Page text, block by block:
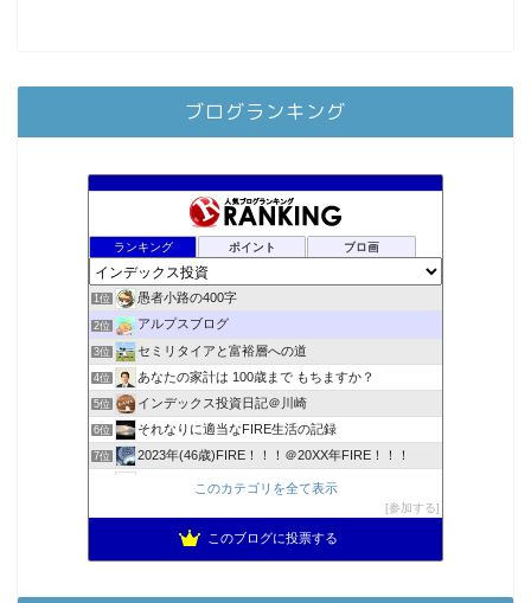
ブログランキング
ランキング ポイント ブロ画
1位 愚者小路の400字
2位 アルプスブログ
3位 セミリタイアと富裕層への道
4位 あなたの家計は 100歳まで もちますか？
5位 インデックス投資日記＠川崎
6位 それなりに適当なFIRE生活の記録
7位 2023年(46歳)FIRE！！！＠20XX年FIRE！！！
降りてからの人生
スパコンSEが効率的投資で一家セミリタイアするブログ
3階建ての資産形成
11位 お金に困らない生活（インデックス投資ブログ）
このカテゴリを全て表示
参加する
このブログに投票する